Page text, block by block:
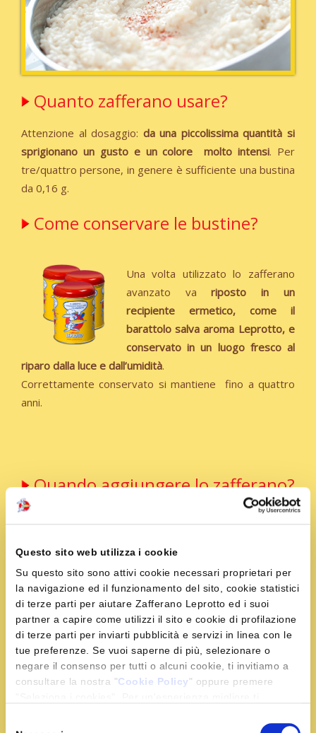
Questo sito web utilizza i cookie
Su questo sito sono attivi cookie necessari proprietari per
la navigazione ed il funzionamento del sito, cookie statistici
di terze parti per aiutare Zafferano Leprotto ed i suoi
partner a capire come utilizzi il sito e cookie di profilazione
di terze parti per inviarti pubblicità e servizi in linea con le
tue preferenze. Se vuoi saperne di più, selezionare o
negare il consenso per tutti o alcuni cookie, ti invitiamo a
consultare la nostra "Cookie Policy" oppure premere
Quanto zafferano usare?
Attenzione al dosaggio: da una piccolissima quantità si
sprigionano un gusto e un colore molto intensi. Per
tre/quattro persone, in genere è sufficiente una bustina
da 0,16 g.
Come conservare le bustine?
Una volta utilizzato lo zafferano
avanzato variposto in un
recipiente ermetico, come il
barattolo salva aroma Leprotto, e
conservato in un luogo fresco al
riparo dalla luce e dall’umidità.
Correttamente conservato si mantiene fino a quattro
anni.
Quando aggiungere lo zafferano?
Si va ai fornelli: come tante altre spezie ed erbe
parte il suo aroma se rimane a lungo a contatto con il
calore. Per questa ragione è consigliabile aggiungerlo
alle pietanze poco prima di toglierle dal fuoco,
mescolando bene fino a quando non si sarà
uniformemente distribuito.
In preparazioni in umido oppure nel tradizionale risotto
c'è però chi preferisce unirlo all'inizio della cottura. Così,
preparazione della pasta, infine, non si commetta